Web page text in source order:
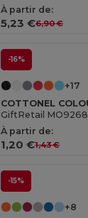
À partir de:
5,23 €6,90 €
-16%
+17
GiftRetail MO9268
À partir de:
1,20 €1,43 €
-15%
+8